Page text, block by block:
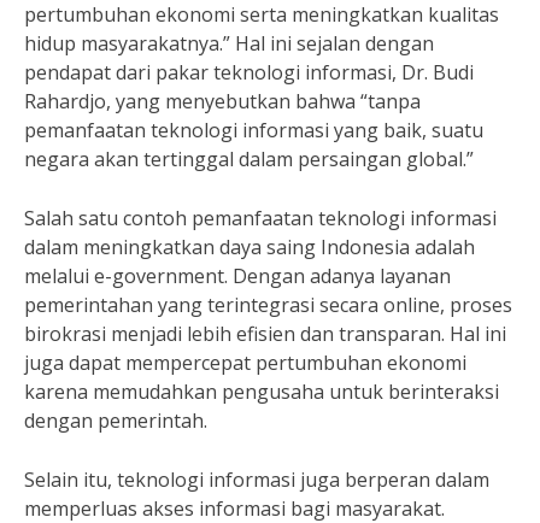
pertumbuhan ekonomi serta meningkatkan kualitas
hidup masyarakatnya.” Hal ini sejalan dengan
pendapat dari pakar teknologi informasi, Dr. Budi
Rahardjo, yang menyebutkan bahwa “tanpa
pemanfaatan teknologi informasi yang baik, suatu
negara akan tertinggal dalam persaingan global.”
Salah satu contoh pemanfaatan teknologi informasi
dalam meningkatkan daya saing Indonesia adalah
melalui e-government. Dengan adanya layanan
pemerintahan yang terintegrasi secara online, proses
birokrasi menjadi lebih efisien dan transparan. Hal ini
juga dapat mempercepat pertumbuhan ekonomi
karena memudahkan pengusaha untuk berinteraksi
dengan pemerintah.
Selain itu, teknologi informasi juga berperan dalam
memperluas akses informasi bagi masyarakat.